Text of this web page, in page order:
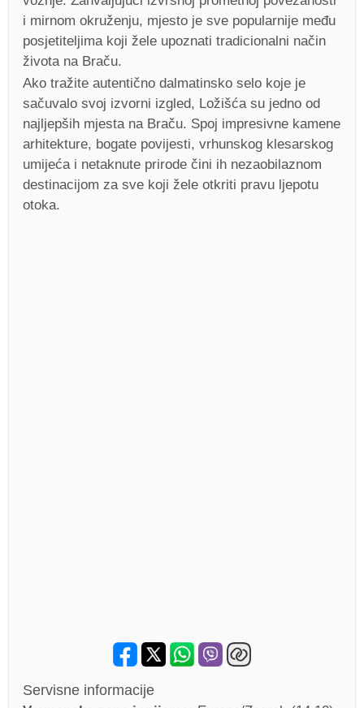
i mirnom okruženju, mjesto je sve popularnije među
posjetiteljima koji žele upoznati tradicionalni način
života na Braču.
Ako tražite autentično dalmatinsko selo koje je
sačuvalo svoj izvorni izgled, Ložišća su jedno od
najljepših mjesta na Braču. Spoj impresivne kamene
arhitekture, bogate povijesti, vrhunskog klesarskog
umijeća i netaknute prirode čini ih nezaobilaznom
destinacijom za sve koji žele otkriti pravu ljepotu
otoka.
Servisne informacije